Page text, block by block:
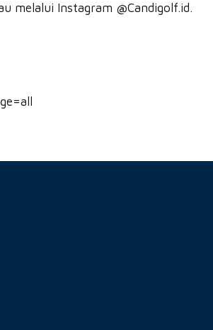
melalui Instagram @Candigolf.id⁠.